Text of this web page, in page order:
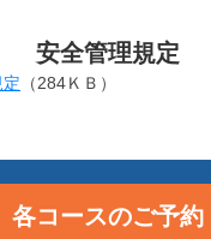
安全管理規定
（284ＫＢ）
各コースのご予約